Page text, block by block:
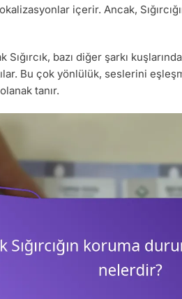
içerir. Ancak,
Sığırcık, bazı diğer şarkı
Bu çok yönlülük, seslerini
tanır.